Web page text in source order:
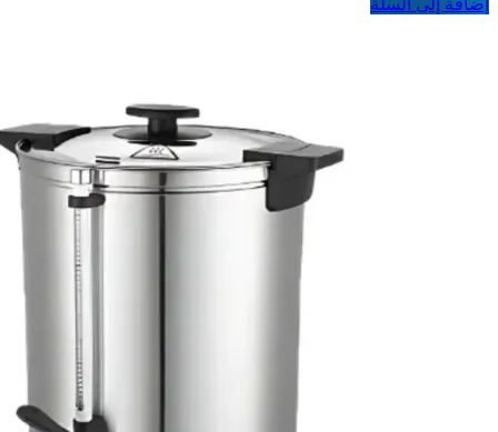
إضافة إلى السلة